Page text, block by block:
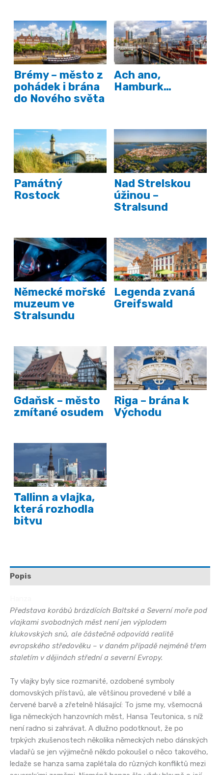
Brémy – město z
pohádek i brána
do Nového světa
Ach ano,
Hamburk…
Památný
Rostock
Nad Strelskou
úžinou –
Stralsund
Německé mořské
muzeum ve
Stralsundu
Legenda zvaná
Greifswald
Gdaňsk – město
zmítané osudem
Riga – brána k
Východu
Tallinn a vlajka,
která rozhodla
bitvu
Popis
Představa korábů brázdících Baltské a Severní moře pod
vlajkami svobodných měst není jen výplodem
klukovských snů, ale částečně odpovídá realitě
evropského středověku – v daném případě nejméně třem
staletím v dějinách střední a severní Evropy.
Ty vlajky byly sice rozmanité, ozdobené symboly
domovských přístavů, ale většinou provedené v bílé a
červené barvě a zřetelně hlásající: To jsme my, všemocná
liga německých hanzovních měst, Hansa Teutonica, s níž
není radno si zahrávat. A dlužno podotknout, že po
trpkých zkušenostech několika německých nebo dánských
vladařů se jen výjimečně někdo pokoušel o něco takového,
ledaže se hanza sama zaplétala do různých konfliktů mezi